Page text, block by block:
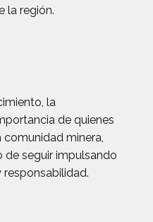
la región.
la
de quienes
minera,
seguir impulsando